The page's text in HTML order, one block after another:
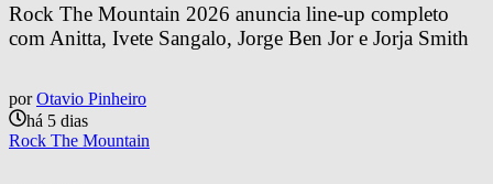
Rock The Mountain 2026 anuncia line-up completo
com Anitta, Ivete Sangalo, Jorge Ben Jor e Jorja Smith
por Otavio Pinheiro
há 5 dias
Rock The Mountain